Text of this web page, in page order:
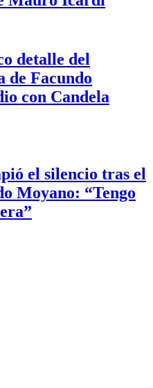
detalle del
de Facundo
con Candela
el silencio tras el
Moyano: “Tengo